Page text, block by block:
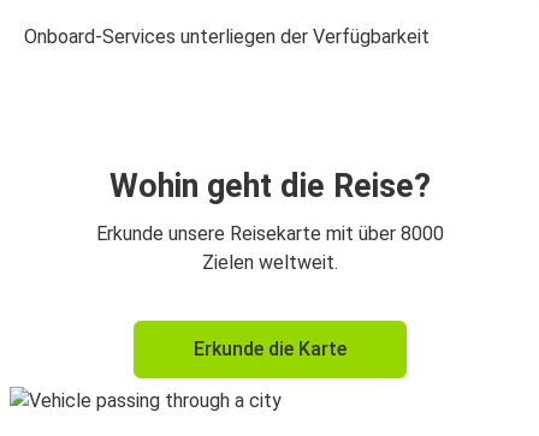
Onboard-Services unterliegen der Verfügbarkeit
Wohin geht die Reise?
Erkunde unsere Reisekarte mit über 8000
Zielen weltweit.
Erkunde die Karte